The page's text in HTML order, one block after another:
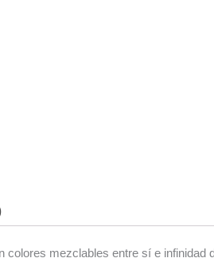
colores mezclables entre sí e infinidad